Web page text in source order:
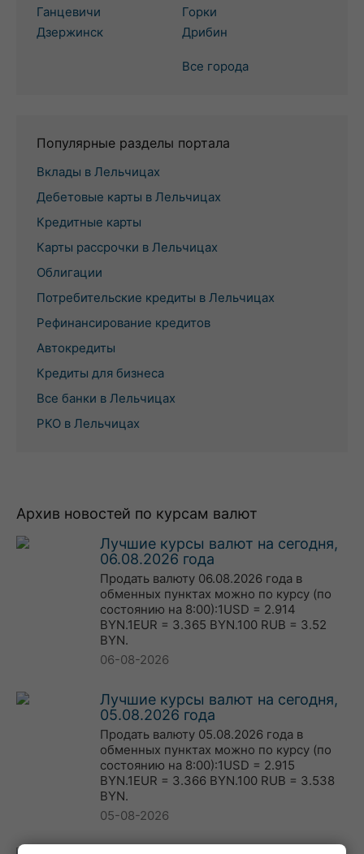
Ганцевичи
Дзержинск
Горки
Дрибин
Все города
Популярные разделы портала
Вклады в Лельчицах
Дебетовые карты в Лельчицах
Кредитные карты
Карты рассрочки в Лельчицах
Облигации
Потребительские кредиты в Лельчицах
Рефинансирование кредитов
Автокредиты
Кредиты для бизнеса
Все банки в Лельчицах
РКО в Лельчицах
Архив новостей по курсам валют
Лучшие курсы валют на сегодня,
06.08.2026 года
Продать валюту 06.08.2026 года в
обменных пунктах можно по курсу (по
состоянию на 8:00):1USD = 2.914
BYN.1EUR = 3.365 BYN.100 RUB = 3.52
BYN.
06-08-2026
Лучшие курсы валют на сегодня,
05.08.2026 года
Продать валюту 05.08.2026 года в
обменных пунктах можно по курсу (по
состоянию на 8:00):1USD = 2.915
BYN.1EUR = 3.366 BYN.100 RUB = 3.538
BYN.
05-08-2026